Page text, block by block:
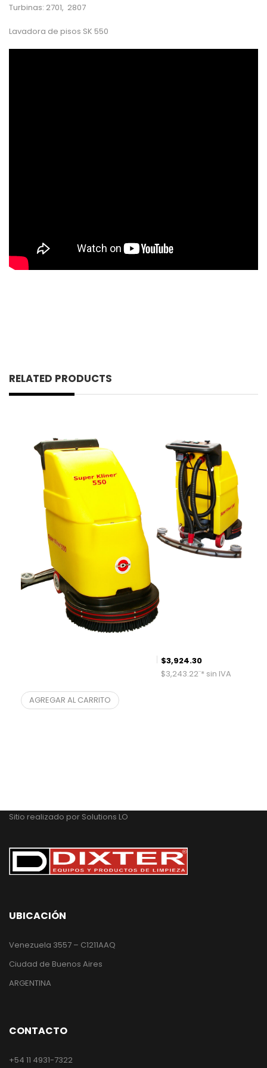
Turbinas: 2701, 2807
Lavadora de pisos SK 550
RELATED PRODUCTS
$3,924.30
$3,243.22¨* sin IVA
AGREGAR AL CARRITO
Sitio realizado por Solutions LO
UBICACIÓN
Venezuela 3557 – C1211AAQ
Ciudad de Buenos Aires
ARGENTINA
CONTACTO
+54 11 4931-7322